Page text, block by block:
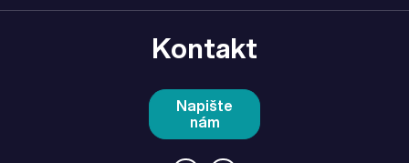
Kontakt
Napište
nám